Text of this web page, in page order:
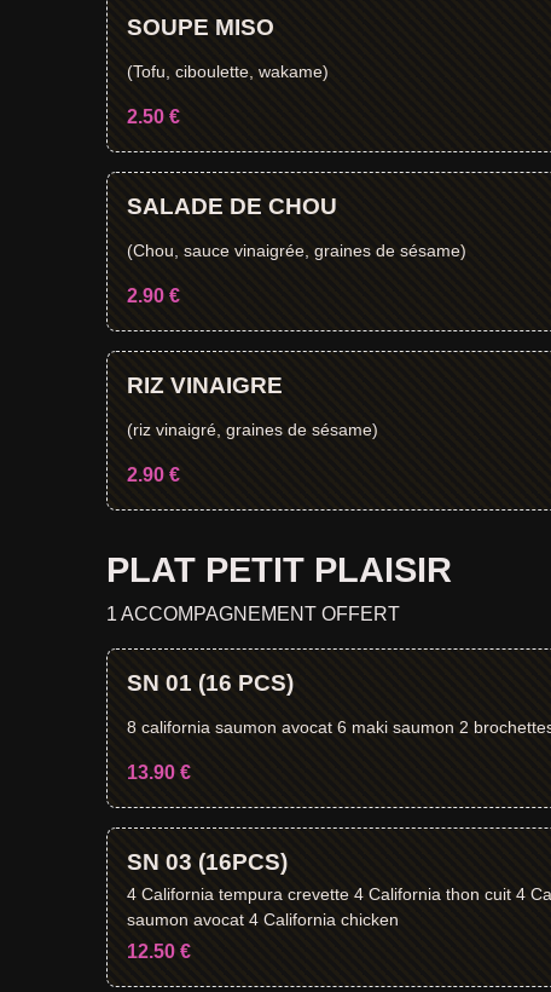
SOUPE MISO
(Tofu, ciboulette, wakame)
2.50 €
SALADE DE CHOU
(Chou, sauce vinaigrée, graines de sésame)
2.90 €
RIZ VINAIGRE
(riz vinaigré, graines de sésame)
2.90 €
PLAT PETIT PLAISIR
1 ACCOMPAGNEMENT OFFERT
SN 01 (16 PCS)
8 california saumon avocat 6 maki saumon 2
13.90 €
SN 03 (16PCS)
4 California tempura crevette 4 California thon cuit 4
saumon avocat 4 California chicken
12.50 €